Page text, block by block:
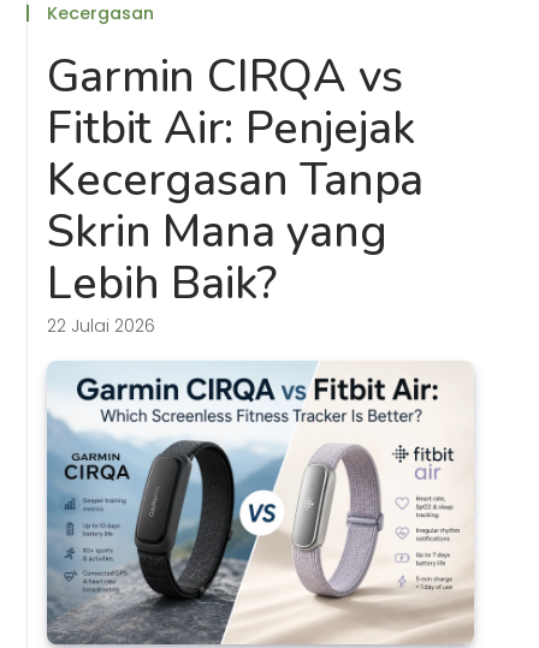
Kecergasan
Garmin CIRQA vs
Fitbit Air: Penjejak
Kecergasan Tanpa
Skrin Mana yang
Lebih Baik?
22 Julai 2026